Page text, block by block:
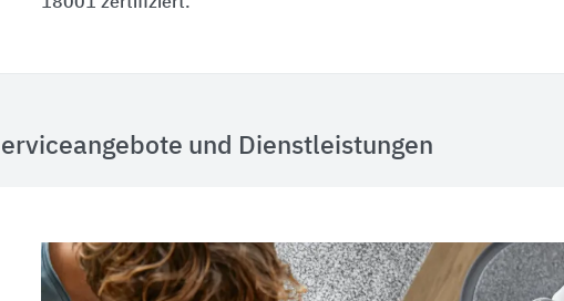
und Dienstleistungen